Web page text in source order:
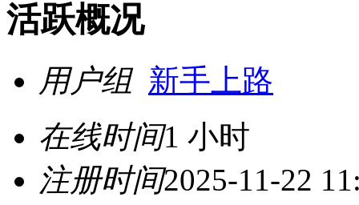
活跃概况
用户组 新手上路
在线时间1 小时
注册时间2025-11-22